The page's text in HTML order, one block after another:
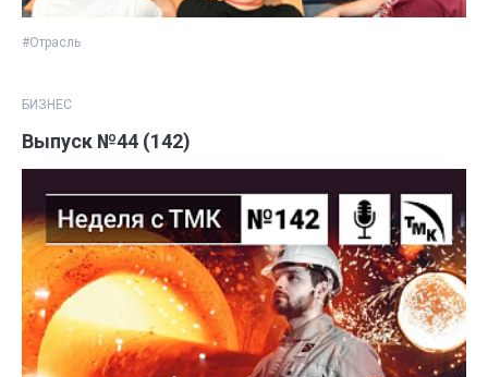
#Отрасль
БИЗНЕС
Выпуск №44 (142)